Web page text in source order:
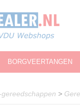
BORGVEERTANGEN
>